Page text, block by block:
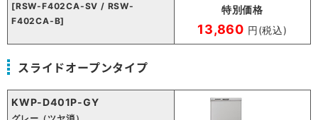
[RSW-F402CA-SV / RSW-
F402CA-B]
特別価格
13,860 円(税込)
スライドオープンタイプ
KWP-D401P-GY